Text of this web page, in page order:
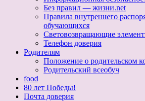
Без правил — жизни.net
Правила внутреннего
обучающихся
Световозвращающие
Телефон доверия
Родителям
Положение о родительском
Родительский всеобуч
food
80 лет Победы!
Почта доверия